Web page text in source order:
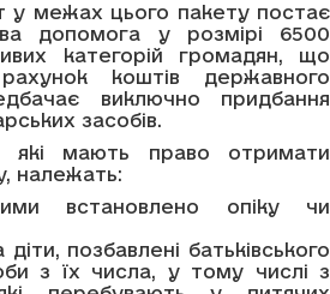
у межах цього пакету постає
допомога у розмірі 6500
категорій громадян, що
коштів державного
виключно придбання
засобів.
які мають право отримати
належать:
встановлено опіку чи
позбавлені батьківського
з їх числа, у тому числі з